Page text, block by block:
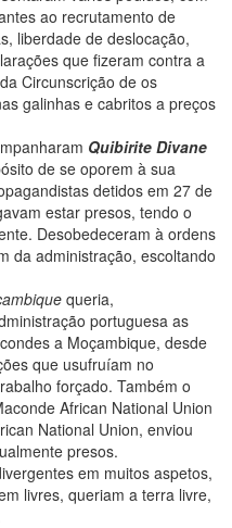
ao recrutamento de
liberdade de deslocação,
que fizeram contra a
Circunscrição de os
galinhas e cabritos a preços
Quibirite Divane
de se oporem à sua
detidos em 27 de
estar presos, tendo o
Desobedeceram à ordens
da administração, escoltando
queria,
portuguesa as
a Moçambique, desde
que usufruíam no
forçado. Também o
African National Union
National Union, enviou
presos.
em muitos aspetos,
livres, queriam a terra livre,